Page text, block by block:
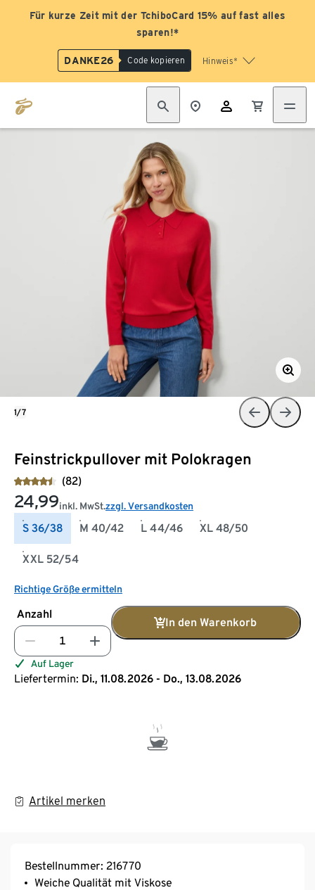
Für kurze Zeit mit der TchiboCard 15% auf fast alles
sparen!*
DANKE26 Code kopieren Hinweis*
Feinstrickpullover mit Polokragen
(82)
24,99inkl. MwSt.zzgl. Versandkosten
S 36/38 M 40/42 L 44/46 XL 48/50
XXL 52/54
Richtige Größe ermitteln
Anzahl
In den Warenkorb
Auf Lager
Liefertermin: Di., 11.08.2026 - Do., 13.08.2026
Artikel merken
1/7
Bestellnummer: 216770
Weiche Qualität mit Viskose